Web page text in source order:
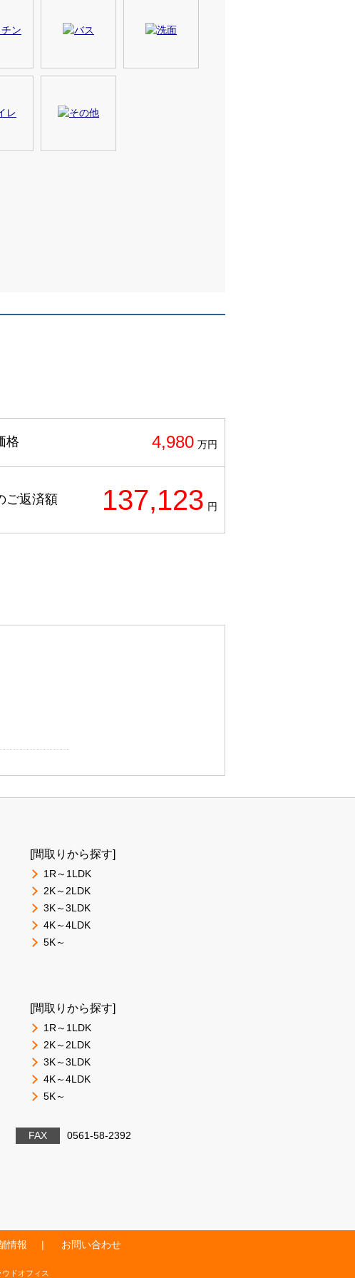
格 4,980 万円
ご返済額 137,123 円
[間取りから探す]
1R～1LDK
2K～2LDK
3K～3LDK
4K～4LDK
5K～
[間取りから探す]
1R～1LDK
2K～2LDK
3K～3LDK
4K～4LDK
5K～
FAX 0561-58-2392
情報 お問い合わせ
ドオフィス